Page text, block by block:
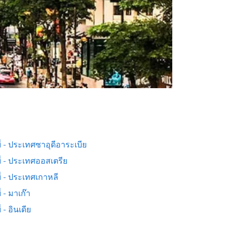
- ประเทศซาอุดีอาระเบีย
- ประเทศออสเตรีย
- ประเทศเกาหลี
- มาเก๊า
- อินเดีย